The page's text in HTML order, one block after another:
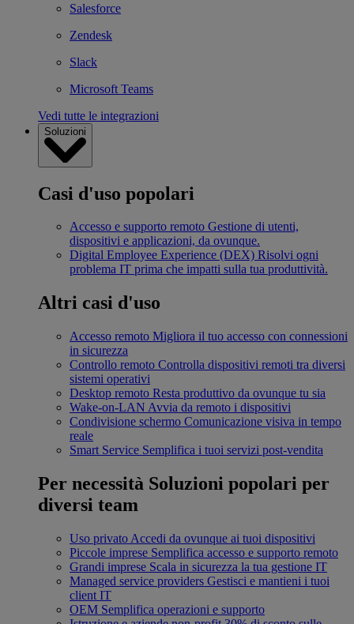
Salesforce
Zendesk
Slack
Microsoft Teams
Vedi tutte le integrazioni
Soluzioni
Casi d'uso popolari
Accesso e supporto remoto Gestione di utenti,
dispositivi e applicazioni, da ovunque.
Digital Employee Experience (DEX) Risolvi ogni
problema IT prima che impatti sulla tua produttività.
Altri casi d'uso
Accesso remoto Migliora il tuo accesso con connessioni
in sicurezza
Controllo remoto Controlla dispositivi remoti tra diversi
sistemi operativi
Desktop remoto Resta produttivo da ovunque tu sia
Wake-on-LAN Avvia da remoto i dispositivi
Condivisione schermo Comunicazione visiva in tempo
reale
Smart Service Semplifica i tuoi servizi post-vendita
Per necessità Soluzioni popolari per
diversi team
Uso privato Accedi da ovunque ai tuoi dispositivi
Piccole imprese Semplifica accesso e supporto remoto
Grandi imprese Scala in sicurezza la tua gestione IT
Managed service providers Gestisci e mantieni i tuoi
client IT
OEM Semplifica operazioni e supporto